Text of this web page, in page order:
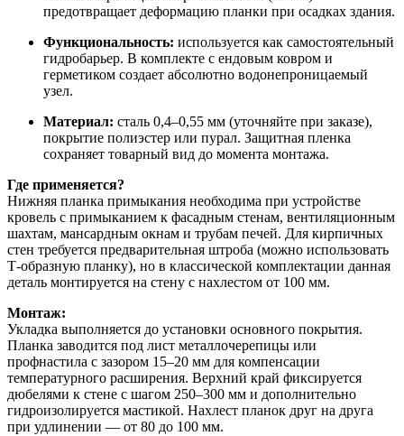
предотвращает деформацию планки при осадках здания.
Функциональность: используется как самостоятельный
гидробарьер. В комплекте с ендовым ковром и
герметиком создает абсолютно водонепроницаемый
узел.
Материал: сталь 0,4–0,55 мм (уточняйте при заказе),
покрытие полиэстер или пурал. Защитная пленка
сохраняет товарный вид до момента монтажа.
Где применяется?
Нижняя планка примыкания необходима при устройстве
кровель с примыканием к фасадным стенам, вентиляционным
шахтам, мансардным окнам и трубам печей. Для кирпичных
стен требуется предварительная штроба (можно использовать
Т-образную планку), но в классической комплектации данная
деталь монтируется на стену с нахлестом от 100 мм.
Монтаж:
Укладка выполняется до установки основного покрытия.
Планка заводится под лист металлочерепицы или
профнастила с зазором 15–20 мм для компенсации
температурного расширения. Верхний край фиксируется
дюбелями к стене с шагом 250–300 мм и дополнительно
гидроизолируется мастикой. Нахлест планок друг на друга
при удлинении — от 80 до 100 мм.